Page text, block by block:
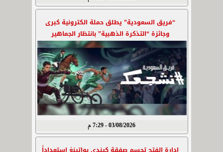
“فريق السعودية” يطلق حملة الكترونية كبرى
وجائزة “التذكرة الذهبية” بانتظار الجماهير
03/08/2026 - 7:29 م